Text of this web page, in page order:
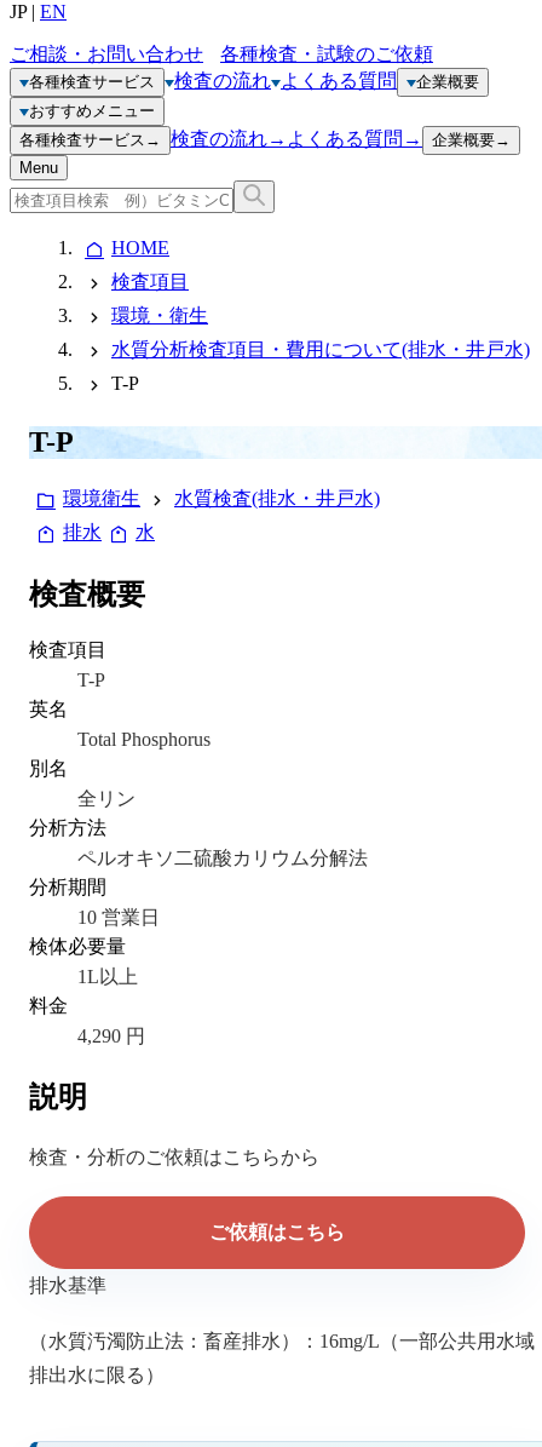
JP| EN
ご相談・お問い合わせ 各種検査・試験のご依頼
各種検査サービス 検査の流れ よくある質問
企業概要
おすすめメニュー
各種検査サービス → 検査の流れ→ よくある質問 → 企業概要→
Menu
HOME
検査項目
環境・衛生
水質分析検査項目・費用について(排水・井戸水)
T-P
T-P
環境衛生
水質検査(排水・井戸水)
排水
水
検査概要
検査項目
T-P
英名
Total Phosphorus
別名
全リン
分析方法
ペルオキソ二硫酸カリウム分解法
分析期間
10 営業日
検体必要量
1L以上
料金
4,290 円
説明
検査・分析のご依頼はこちらから
ご依頼はこちら
排水基準
（水質汚濁防止法：畜産排水）：16mg/L（一部公共用水域
排出水に限る）